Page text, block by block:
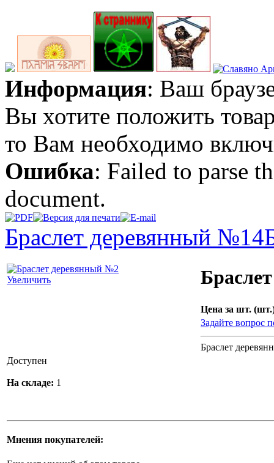
Информация: Ваш
Вы хотите положить
то Вам необходимо
Ошибка: Failed to parse
document.
Браслет деревянный №14
Увеличить
Цена за шт.
Задайте вопрос
Браслет
Доступен
На складе: 1
Мнения покупателей: